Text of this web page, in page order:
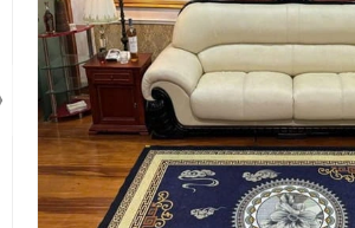
Bàn ghế gỗ nhựa ngoài trời BP-456